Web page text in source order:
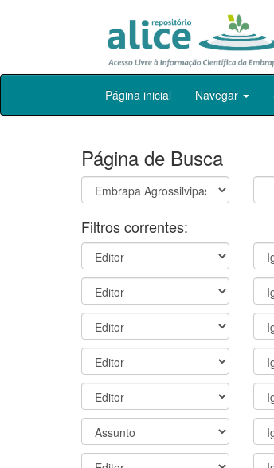
Skip
Página inicial Navegar
Página de Busca
Filtros correntes: